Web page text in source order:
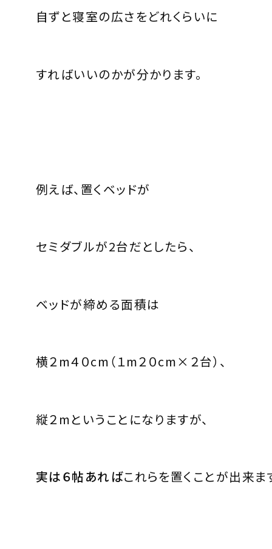
自ずと寝室の広さをどれくらいに
すればいいのかが分かります。
例えば、置くベッドが
セミダブルが2台だとしたら、
ベッドが締める面積は
横２m４０cm （１m２０cm×２台）、
縦２mということになりますが、
実は６帖あればこれらを置くことが出来ま